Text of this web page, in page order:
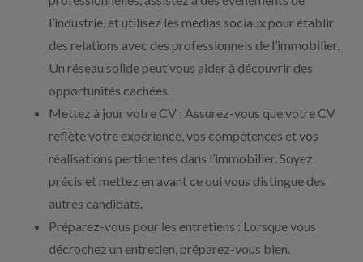
l’industrie, et utilisez les médias sociaux pour établir
des relations avec des professionnels de l’immobilier.
Un réseau solide peut vous aider à découvrir des
opportunités cachées.
Mettez à jour votre CV : Assurez-vous que votre CV
reflète votre expérience, vos compétences et vos
réalisations pertinentes dans l’immobilier. Soyez
précis et mettez en avant ce qui vous distingue des
autres candidats.
Préparez-vous pour les entretiens : Lorsque vous
décrochez un entretien, préparez-vous bien.